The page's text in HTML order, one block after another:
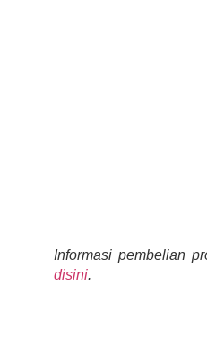
Informasi pembelian
disini.